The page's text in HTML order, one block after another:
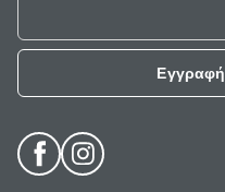
Εγγραφή